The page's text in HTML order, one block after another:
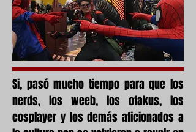
Si, pasó mucho tiempo para que los
nerds, los weeb, los otakus, los
cosplayer y los demás aficionados a